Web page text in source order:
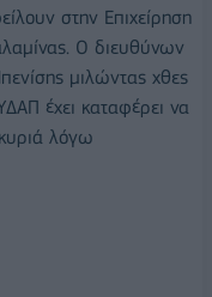
στην Επιχείρηση
Ο διευθύνων
μιλώντας χθες
έχει καταφέρει να
λόγω